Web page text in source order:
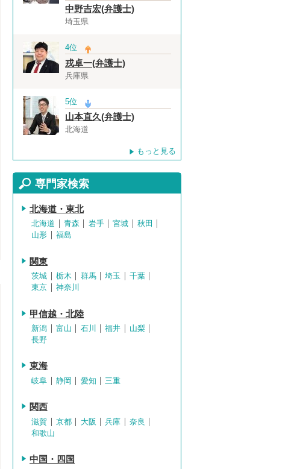
中野吉宏(弁護士)
埼玉県
4位
戎卓一(弁護士)
兵庫県
5位
山本直久(弁護士)
北海道
もっと見る
専門家検索
北海道・東北
北海道 青森 岩手 宮城
秋田
山形
福島
関東
茨城 栃木 群馬 埼玉
千葉
東京
神奈川
甲信越・北陸
新潟 富山 石川 福井
山梨
長野
東海
岐阜 静岡 愛知 三重
関西
滋賀 京都 大阪 兵庫
奈良
和歌山
中国・四国